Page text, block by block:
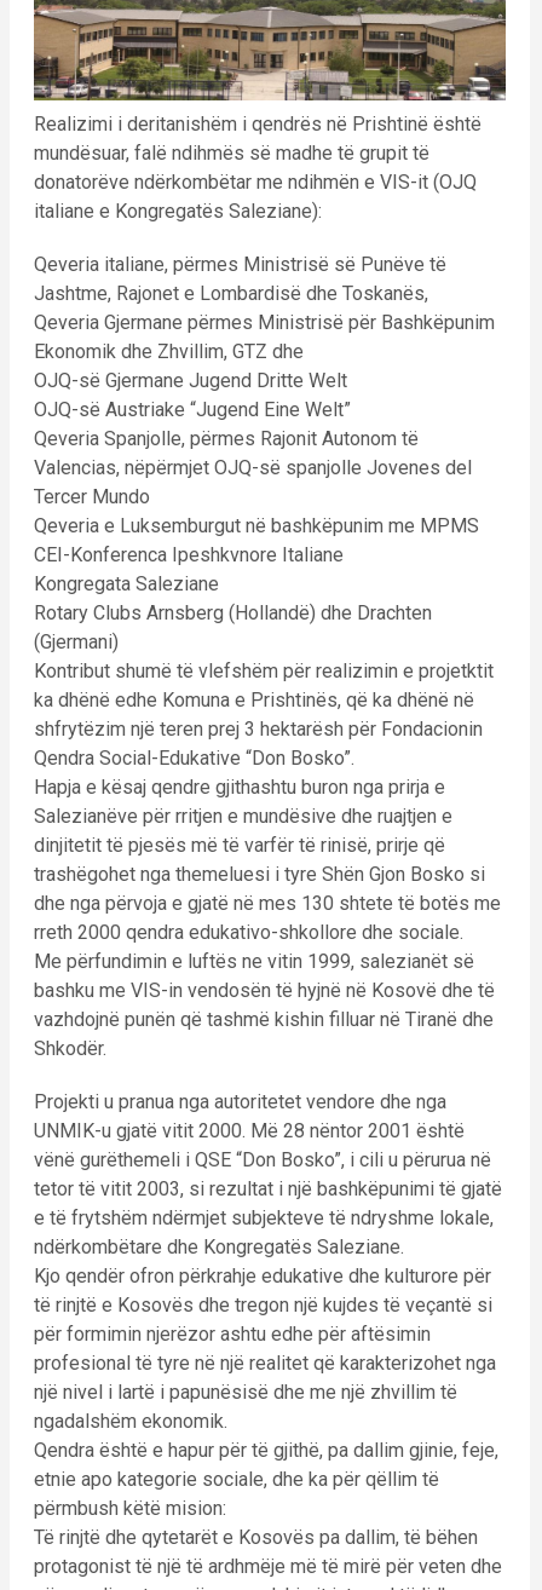
Realizimi i deritanishëm i qendrës në Prishtinë është
mundësuar, falë ndihmës së madhe të grupit të
donatorëve ndërkombëtar me ndihmën e VIS-it (OJQ
italiane e Kongregatës Saleziane):
Qeveria italiane, përmes Ministrisë së Punëve të
Jashtme, Rajonet e Lombardisë dhe Toskanës,
Qeveria Gjermane përmes Ministrisë për Bashkëpunim
Ekonomik dhe Zhvillim, GTZ dhe
OJQ-së Gjermane Jugend Dritte Welt
OJQ-së Austriake “Jugend Eine Welt”
Qeveria Spanjolle, përmes Rajonit Autonom të
Valencias, nëpërmjet OJQ-së spanjolle Jovenes del
Tercer Mundo
Qeveria e Luksemburgut në bashkëpunim me MPMS
CEI-Konferenca Ipeshkvnore Italiane
Kongregata Saleziane
Rotary Clubs Arnsberg (Hollandë) dhe Drachten
(Gjermani)
Kontribut shumë të vlefshëm për realizimin e projetktit
ka dhënë edhe Komuna e Prishtinës, që ka dhënë në
shfrytëzim një teren prej 3 hektarësh për Fondacionin
Qendra Social-Edukative “Don Bosko”.
Hapja e kësaj qendre gjithashtu buron nga prirja e
Salezianëve për rritjen e mundësive dhe ruajtjen e
dinjitetit të pjesës më të varfër të rinisë, prirje që
trashëgohet nga themeluesi i tyre Shën Gjon Bosko si
dhe nga përvoja e gjatë në mes 130 shtete të botës me
rreth 2000 qendra edukativo-shkollore dhe sociale.
Me përfundimin e luftës ne vitin 1999, salezianët së
bashku me VIS-in vendosën të hyjnë në Kosovë dhe të
vazhdojnë punën që tashmë kishin filluar në Tiranë dhe
Shkodër.
Projekti u pranua nga autoritetet vendore dhe nga
UNMIK-u gjatë vitit 2000. Më 28 nëntor 2001 është
vënë gurëthemeli i QSE “Don Bosko”, i cili u përurua në
tetor të vitit 2003, si rezultat i një bashkëpunimi të gjatë
e të frytshëm ndërmjet subjekteve të ndryshme lokale,
ndërkombëtare dhe Kongregatës Saleziane.
Kjo qendër ofron përkrahje edukative dhe kulturore për
të rinjtë e Kosovës dhe tregon një kujdes të veçantë si
për formimin njerëzor ashtu edhe për aftësimin
profesional të tyre në një realitet që karakterizohet nga
një nivel i lartë i papunësisë dhe me një zhvillim të
ngadalshëm ekonomik.
Qendra është e hapur për të gjithë, pa dallim gjinie, feje,
etnie apo kategorie sociale, dhe ka për qëllim të
përmbush këtë mision:
Të rinjtë dhe qytetarët e Kosovës pa dallim, të bëhen
protagonist të një të ardhmëje më të mirë për veten dhe